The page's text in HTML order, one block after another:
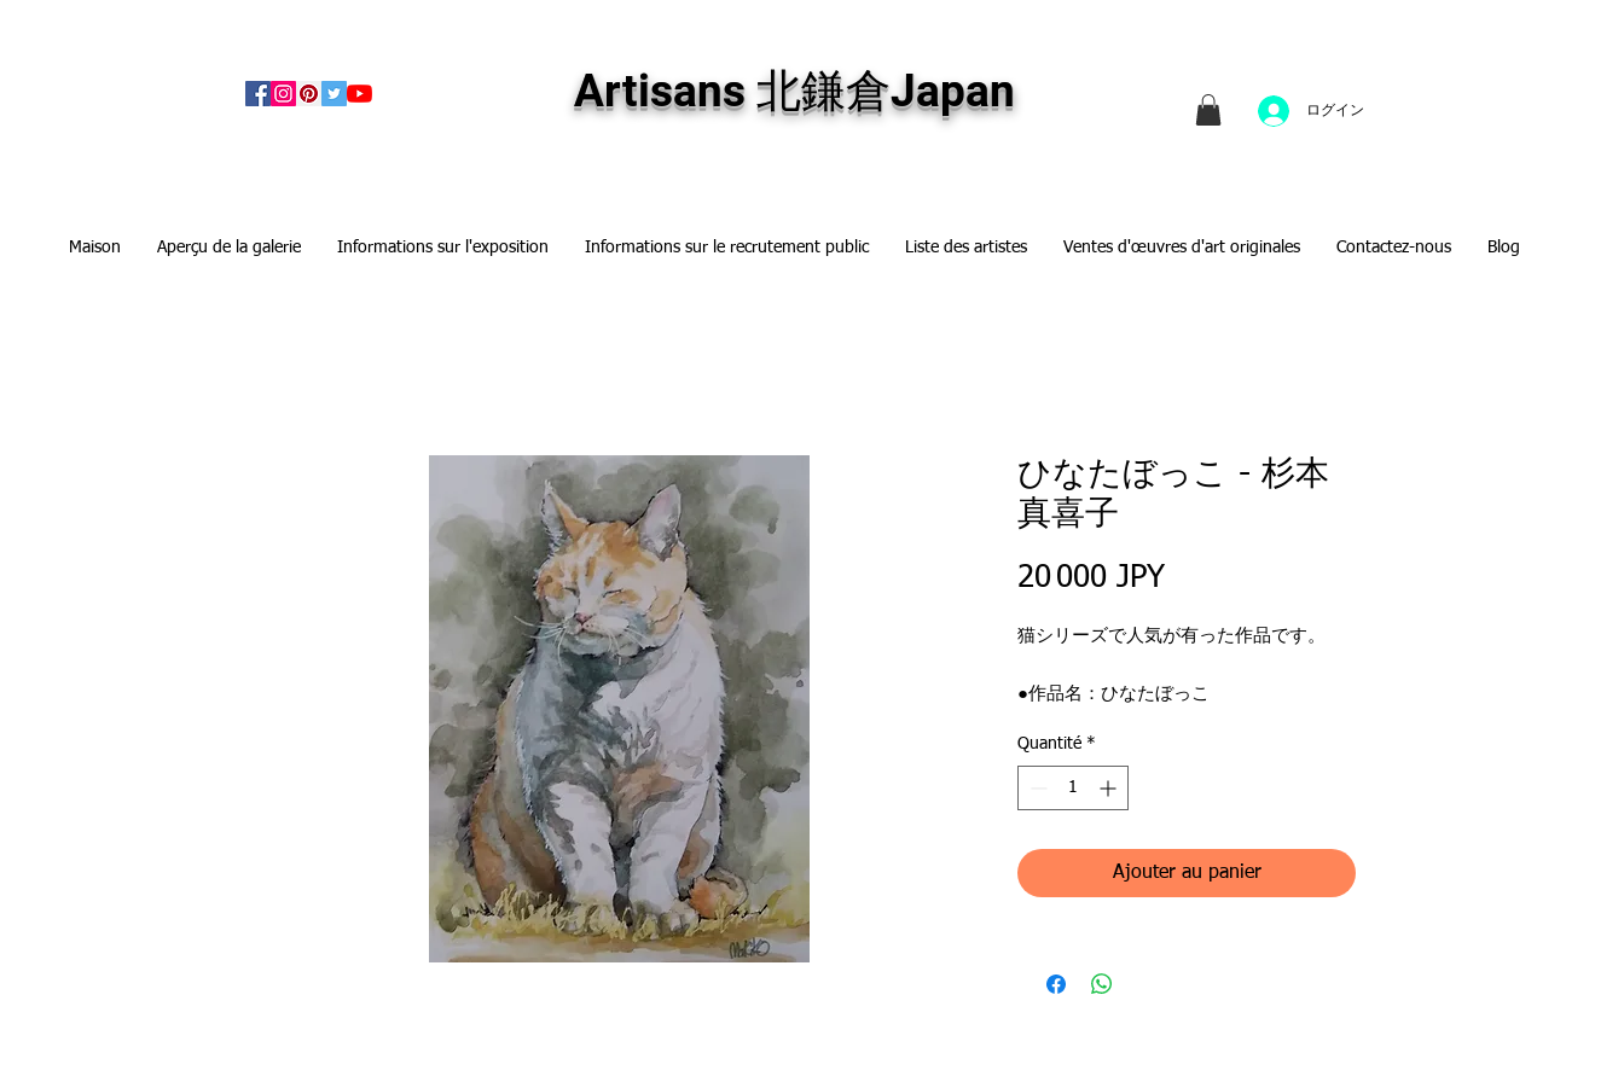
Artisans 北鎌倉Japan ログイン
Maison Aperçu de la galerie Informations sur l'exposition Informations sur le recrutement public Liste des artistes Ventes d'œuvres d'art originales Contactez-nous Blog
ひなたぼっこ - 杉本
真喜子
20 000 JPYPrix
猫シリーズで人気が有った作品です。
●作品名：ひなたぼっこ
●ジャンル：透明水彩画（原画）
●絵サイズ：30×21㎝（A4サイズ）
●額外寸：31×22㎝
日本全国送料無料、国外送料は一律
負担となります。
Quantité *
Ajouter au panier